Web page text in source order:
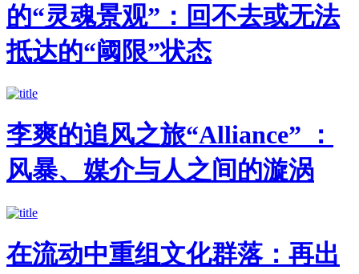
的“灵魂景观”：回不去或无法
抵达的“阈限”状态
李爽的追风之旅“Alliance” ：
风暴、媒介与人之间的漩涡
在流动中重组文化群落：再出